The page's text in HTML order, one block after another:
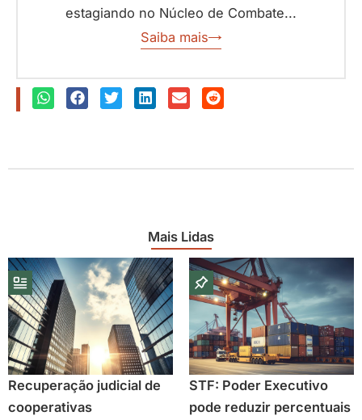
estagiando no Núcleo de Combate...
Saiba mais
Mais Lidas
Recuperação judicial de
cooperativas
STF: Poder Executivo
pode reduzir percentuais